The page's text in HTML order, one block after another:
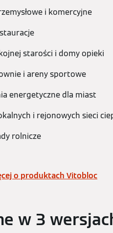
i komercyjne
starości i domy opieki
i areny sportowe
energetyczne dla miast
i rejonowych sieci
rolnicze
o produktach Vitobloc
w 3